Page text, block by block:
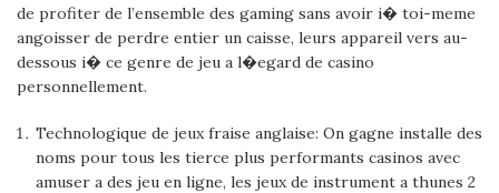
de profiter de l’ensemble des gaming sans avoir i� toi-meme
angoisser de perdre entier un caisse, leurs appareil vers au-
dessous i� ce genre de jeu a l�egard de casino
personnellement.
Technologique de jeux fraise anglaise: On gagne installe des
noms pour tous les tierce plus performants casinos avec
amuser a des jeu en ligne, les jeux de instrument a thunes 2